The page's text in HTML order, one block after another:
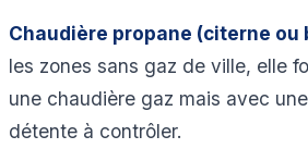
Chaudière propane (citerne ou
les zones sans gaz de ville, elle
une chaudière gaz mais avec
détente à contrôler.